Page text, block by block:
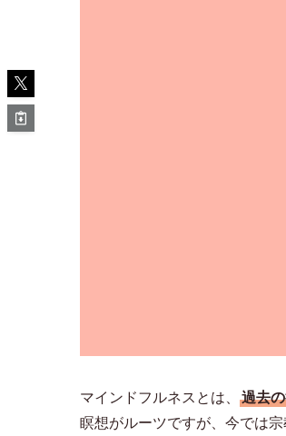
マインドフルネスとは、 過去
瞑想がルーツですが、今では